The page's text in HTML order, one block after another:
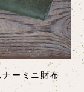
ーミニ財布